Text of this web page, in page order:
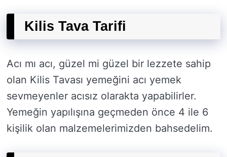
Kilis Tava Tarifi
Acı mı acı, güzel mi güzel bir lezzete sahip
olan Kilis Tavası yemeğini acı yemek
sevmeyenler acısız olarakta yapabilirler.
Yemeğin yapılışına geçmeden önce 4 ile 6
kişilik olan malzemelerimizden bahsedelim.